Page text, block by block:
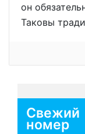
он
Таковы
Свежий
номер